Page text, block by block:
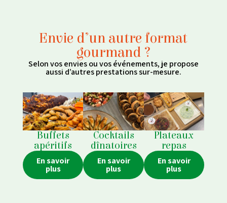
Envie d’un autre format
gourmand ?
Selon vos envies ou vos événements, je propose
aussi d’autres prestations sur-mesure.
Buffets
apéritifs
En savoir
plus
Cocktails
dînatoires
En savoir
plus
Plateaux
repas
En savoir
plus